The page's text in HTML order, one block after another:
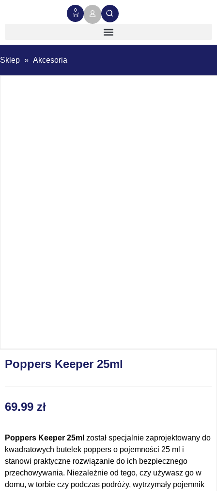
0
Sklep » Akcesoria
Poppers Keeper 25ml
69.99 zł
Poppers Keeper 25ml został specjalnie zaprojektowany do
kwadratowych butelek poppers o pojemności 25 ml i
stanowi praktyczne rozwiązanie do ich bezpiecznego
przechowywania. Niezależnie od tego, czy używasz go w
domu, w torbie czy podczas podróży, wytrzymały pojemnik